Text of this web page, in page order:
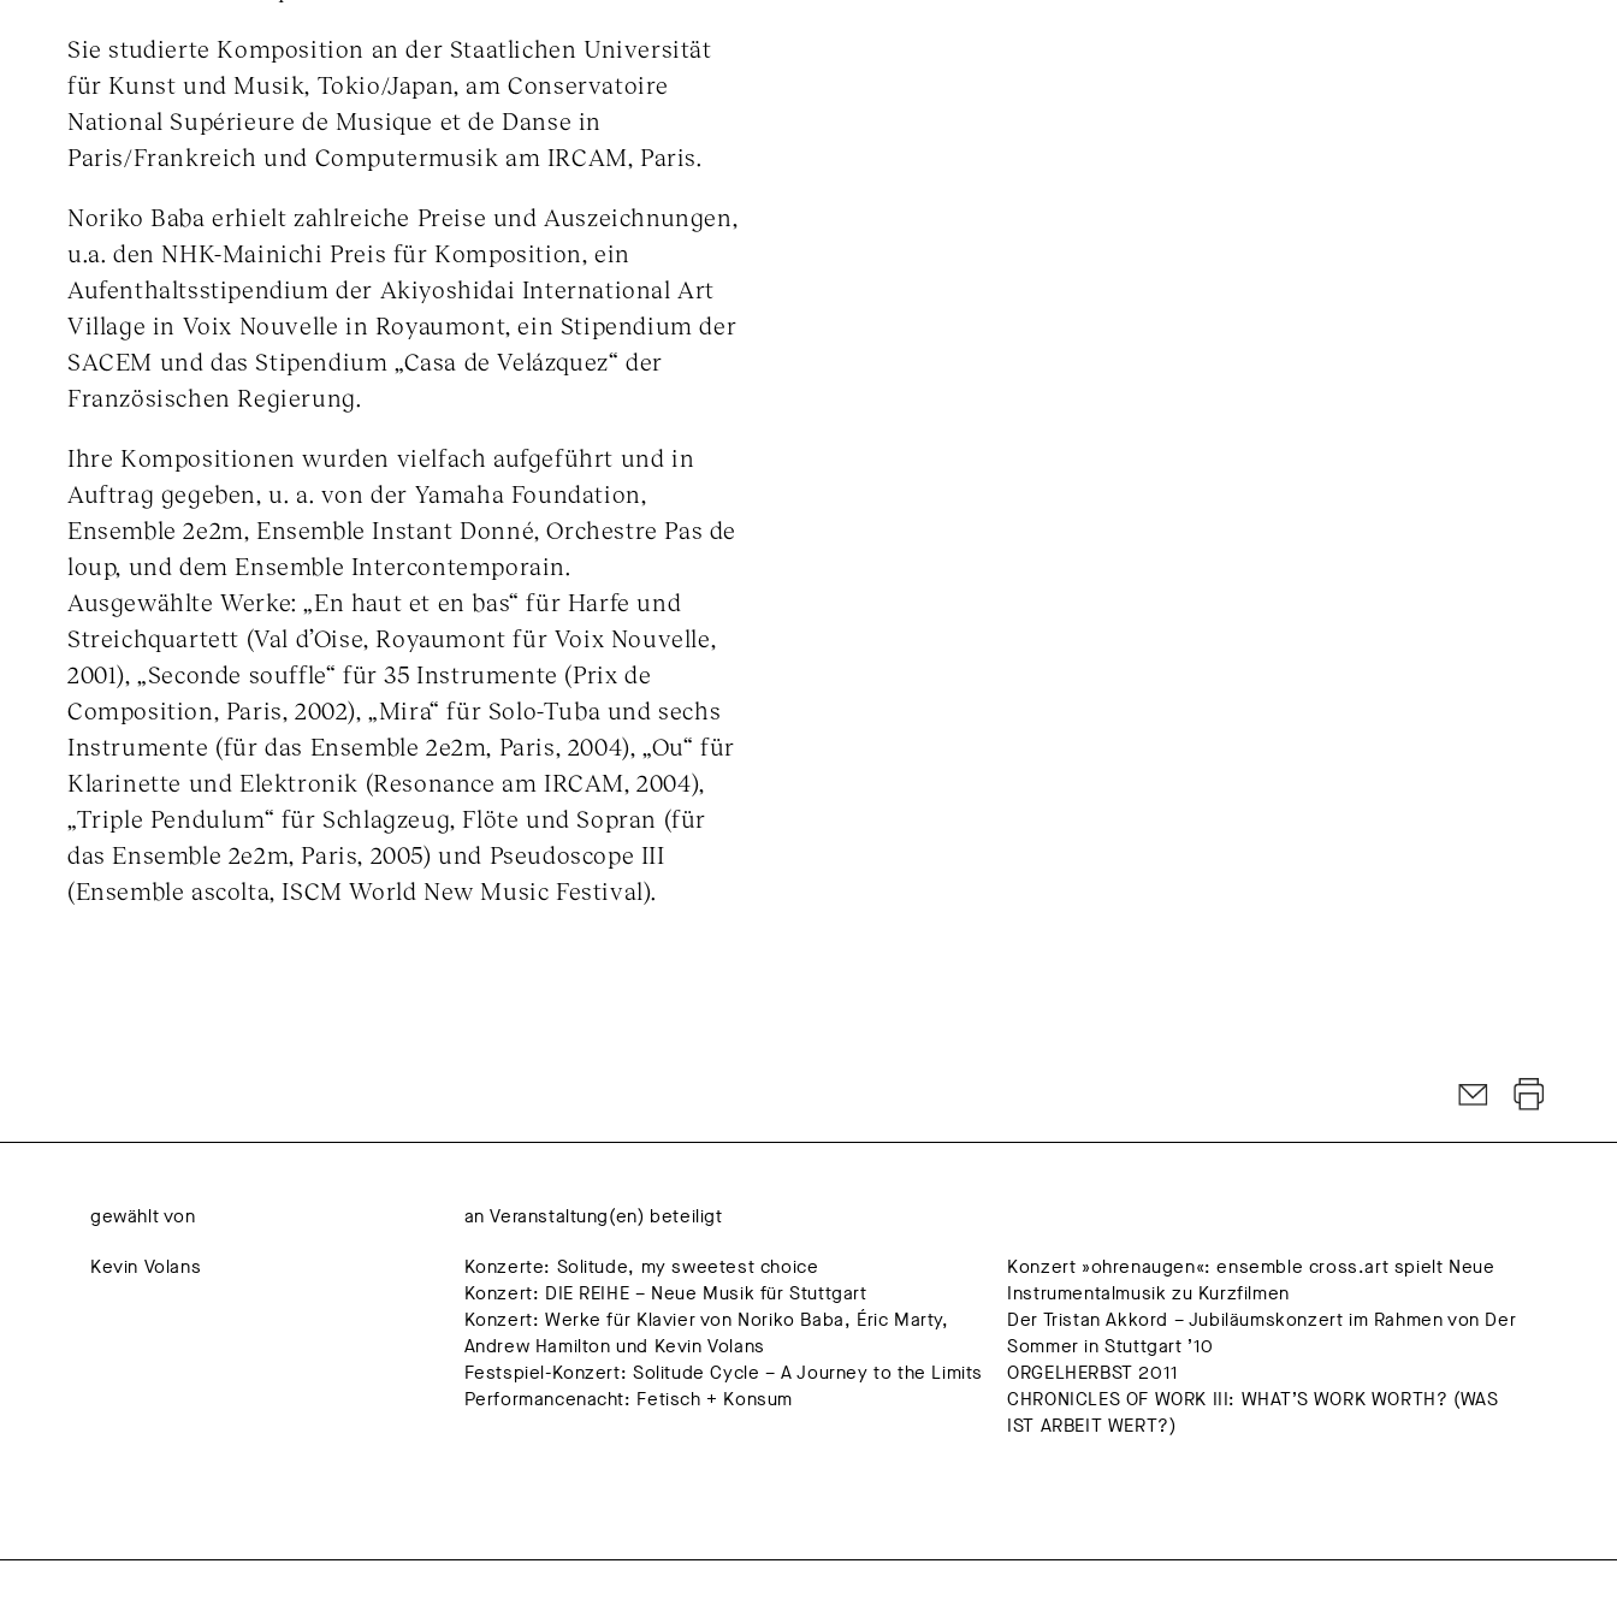
Sie studierte Komposition an der Staatlichen Universität
für Kunst und Musik, Tokio/Japan, am Conservatoire
National Supérieure de Musique et de Danse in
Paris/Frankreich und Computermusik am IRCAM, Paris.
Noriko Baba erhielt zahlreiche Preise und Auszeichnungen,
u.a. den NHK-Mainichi Preis für Komposition, ein
Aufenthaltsstipendium der Akiyoshidai International Art
Village in Voix Nouvelle in Royaumont, ein Stipendium der
SACEM und das Stipendium „Casa de Velázquez“ der
Französischen Regierung.
Ihre Kompositionen wurden vielfach aufgeführt und in
Auftrag gegeben, u. a. von der Yamaha Foundation,
Ensemble 2e2m, Ensemble Instant Donné, Orchestre Pas de
loup, und dem Ensemble Intercontemporain.
Ausgewählte Werke: „En haut et en bas“ für Harfe und
Streichquartett (Val d’Oise, Royaumont für Voix Nouvelle,
2001), „Seconde souffle“ für 35 Instrumente (Prix de
Composition, Paris, 2002), „Mira“ für Solo-Tuba und sechs
Instrumente (für das Ensemble 2e2m, Paris, 2004), „Ou“ für
Klarinette und Elektronik (Resonance am IRCAM, 2004),
„Triple Pendulum“ für Schlagzeug, Flöte und Sopran (für
das Ensemble 2e2m, Paris, 2005) und Pseudoscope III
(Ensemble ascolta, ISCM World New Music Festival).
gewählt von
Kevin Volans
an Veranstaltung(en) beteiligt
Konzerte: Solitude, my sweetest choice
Konzert: DIE REIHE – Neue Musik für Stuttgart
Konzert: Werke für Klavier von Noriko Baba, Éric Marty,
Andrew Hamilton und Kevin Volans
Festspiel-Konzert: Solitude Cycle – A Journey to the Limits
Performancenacht: Fetisch + Konsum
Konzert »ohrenaugen«: ensemble cross.art spielt Neue
Instrumentalmusik zu Kurzfilmen
Der Tristan Akkord – Jubiläumskonzert im Rahmen von Der
Sommer in Stuttgart ’10
ORGELHERBST 2011
CHRONICLES OF WORK III: WHAT’S WORK WORTH? (WAS
IST ARBEIT WERT?)